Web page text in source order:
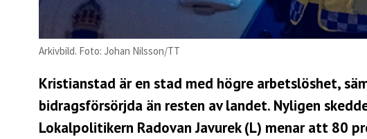
Arkivbild. Foto: Johan Nilsson/TT
Kristianstad är en stad med högre arbetslöshet,
bidragsförsörjda än resten av landet. Nyligen
Lokalpolitikern Radovan Javurek (L) menar att 80